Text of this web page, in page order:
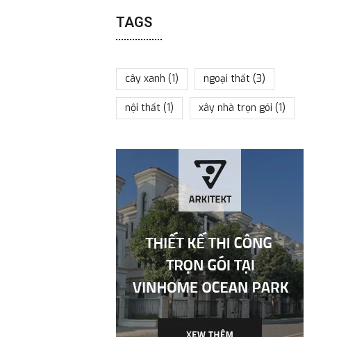
TAGS
cây xanh (1) ngoại thất (3)
nội thất (1) xây nhà trọn gói (1)